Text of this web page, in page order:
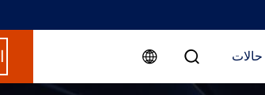
حالات